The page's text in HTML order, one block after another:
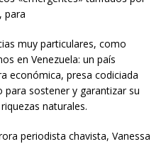
para
muy particulares, como
en Venezuela: un país
económica, presa codiciada
sostener y garantizar su
naturales.
periodista chavista, Vanessa